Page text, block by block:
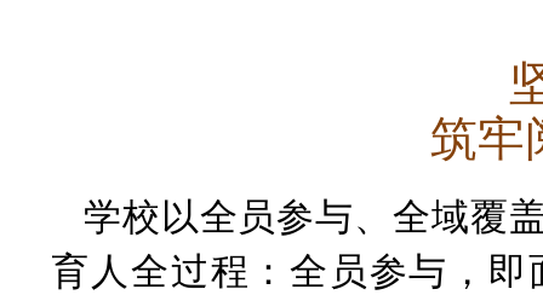
筑牢
学校以全员参与、全域覆
育人全过程：全员参与，